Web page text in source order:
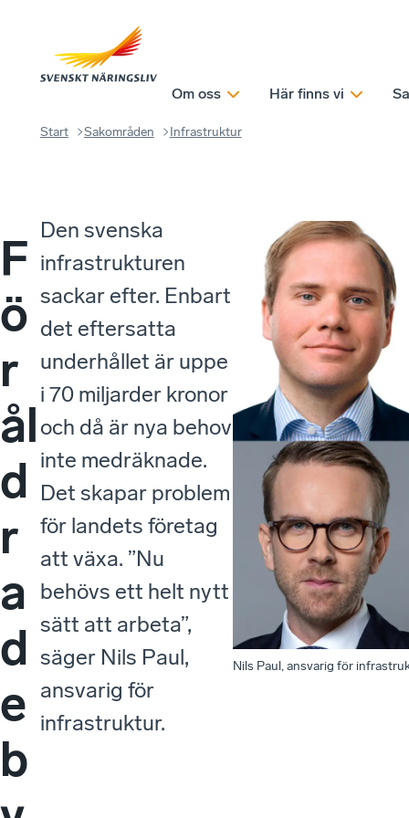
Om oss Här finns vi
Start Sakområden Infrastruktur​
F
ö
r
ål
d
r
a
d
e
b
Den svenska
infrastrukturen
sackar efter. Enbart
det eftersatta
underhållet är uppe
i 70 miljarder kronor
och då är nya behov
inte medräknade.
Det skapar problem
för landets företag
att växa. ”Nu
behövs ett helt nytt
sätt att arbeta”,
säger Nils Paul,
ansvarig för
infrastruktur.
Nils Paul, ansvarig för